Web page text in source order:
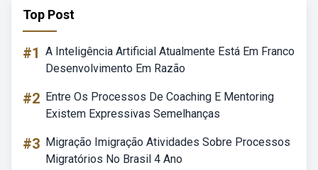
Top Post
#1 A Inteligência Artificial Atualmente Está Em Franco
Desenvolvimento Em Razão
#2 Entre Os Processos De Coaching E Mentoring
Existem Expressivas Semelhanças
#3 Migração Imigração Atividades Sobre Processos
Migratórios No Brasil 4 Ano